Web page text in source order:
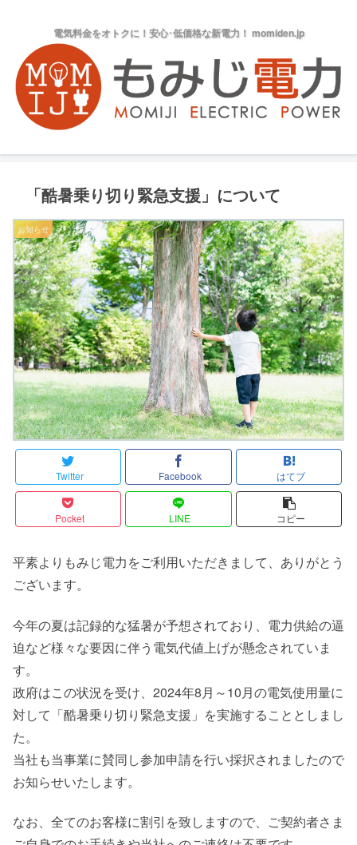
電気料金をオトクに！安心･低価格な新電力！ momiden.jp
「酷暑乗り切り緊急支援」について
お知らせ
Twitter Facebook はてブ
Pocket LINE コピー
平素よりもみじ電力をご利用いただきまして、ありがとう
ございます。
今年の夏は記録的な猛暑が予想されており、電力供給の逼
迫など様々な要因に伴う電気代値上げが懸念されていま
す。
政府はこの状況を受け、2024年8月～10月の電気使用量に
対して「酷暑乗り切り緊急支援」を実施することとしまし
た。
当社も当事業に賛同し参加申請を行い採択されましたので
お知らせいたします。
なお、全てのお客様に割引を致しますので、ご契約者さま